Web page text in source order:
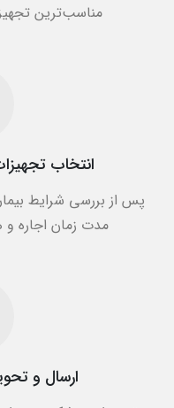
مناسب‌ترین
انتخاب
پس از بررسی شرایط
مدت زمان اجاره
ارسال و